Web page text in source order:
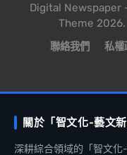
Digital Newspaper
Theme
聯絡我們 私權
關於「智文化-藝文新
深耕綜合領域的「智文